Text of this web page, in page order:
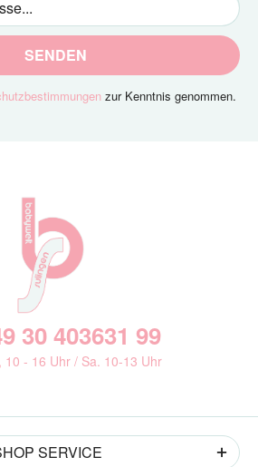
SENDEN
zur Kenntnis genommen.
30 403631 99
10 - 16 Uhr / Sa. 10-13 Uhr
SERVICE